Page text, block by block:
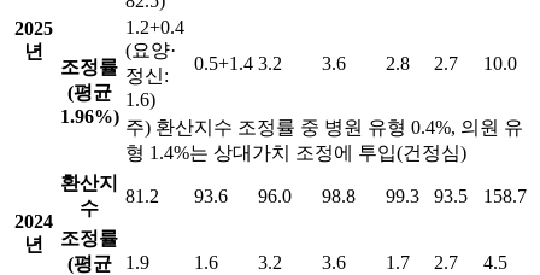
2025
년
조정률
(평균
1.96%)
1.2+0.4
(요양·
정신:
1.6)
0.5+1.4 3.2 3.6 2.8 2.7 10.0
주) 환산지수 조정률 중 병원 유형 0.4%, 의원 유
형 1.4%는 상대가치 조정에 투입(건정심)
2024
년
환산지
수
81.2 93.6 96.0 98.8 99.3 93.5 158.7
조정률
(평균
1.9 1.6 3.2 3.6 1.7 2.7 4.5